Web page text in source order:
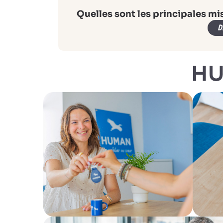
Quelles sont les principales